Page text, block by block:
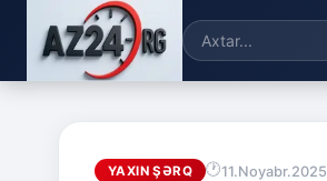
YAXIN ŞƏRQ 11.Noyabr.2025